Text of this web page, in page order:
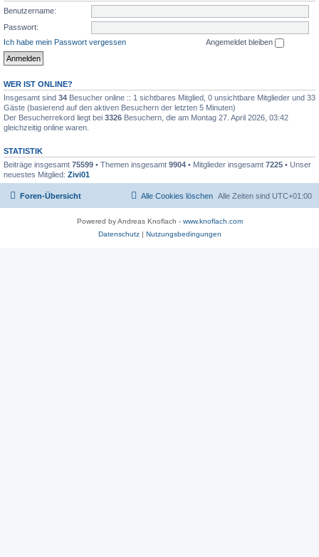
Benutzername:
Passwort:
Ich habe mein Passwort vergessen
Angemeldet bleiben
WER IST ONLINE?
Insgesamt sind 34 Besucher online :: 1 sichtbares Mitglied, 0 unsichtbare Mitglieder und 33
Gäste (basierend auf den aktiven Besuchern der letzten 5 Minuten)
Der Besucherrekord liegt bei 3326 Besuchern, die am Montag 27. April 2026, 03:42
gleichzeitig online waren.
STATISTIK
Beiträge insgesamt 75599 • Themen insgesamt 9904 • Mitglieder insgesamt 7225 • Unser
neuestes Mitglied: Zivi01
Foren-Übersicht Alle Zeiten sind UTC+01:00
Alle Cookies löschen
Powered by Andreas Knoflach - www.knoflach.com
Datenschutz| Nutzungsbedingungen